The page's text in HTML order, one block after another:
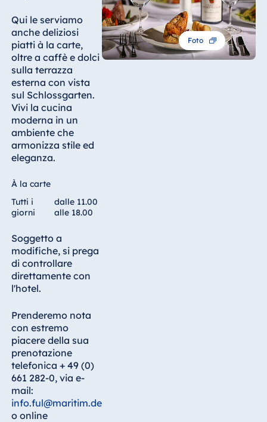
Qui le serviamo
anche deliziosi
piatti à la carte,
oltre a caffè e dolci
sulla terrazza
esterna con vista
sul Schlossgarten.
Vivi la cucina
moderna in un
ambiente che
armonizza stile ed
eleganza.
À la carte
Tutti i
giorni
dalle 11.00
alle 18.00
Soggetto a
modifiche, si prega
di controllare
direttamente con
l'hotel.
Prenderemo nota
con estremo
piacere della sua
prenotazione
telefonica + 49 (0)
661 282-0, via e-
mail:
info.ful@maritim.de
o online
Foto